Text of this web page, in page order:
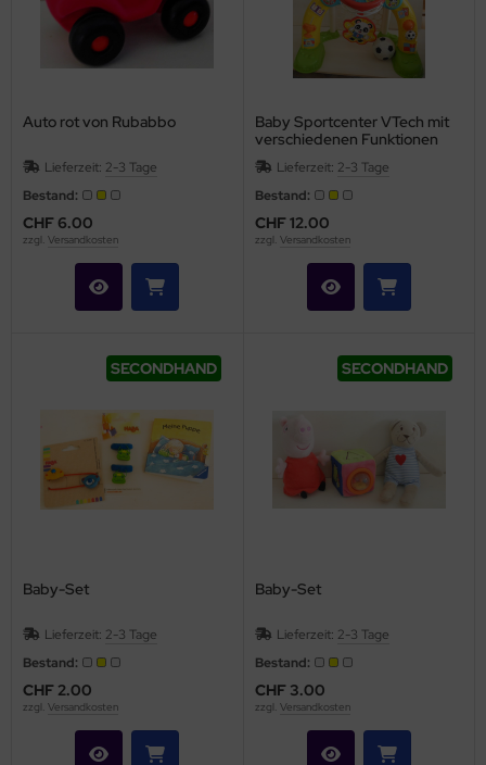
Auto rot von Rubabbo
Lieferzeit: 2-3 Tage
Bestand:
CHF 6.00
zzgl. Versandkosten
Baby Sportcenter VTech mit
verschiedenen Funktionen
und Licht
Lieferzeit: 2-3 Tage
Bestand:
CHF 12.00
zzgl. Versandkosten
SECONDHAND
Baby-Set
Lieferzeit: 2-3 Tage
Bestand:
CHF 2.00
zzgl. Versandkosten
SECONDHAND
Baby-Set
Lieferzeit: 2-3 Tage
Bestand:
CHF 3.00
zzgl. Versandkosten